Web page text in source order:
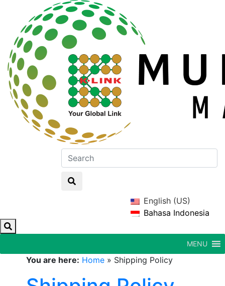
English (US)
Bahasa Indonesia
MENU
You are here: Home » Shipping Policy